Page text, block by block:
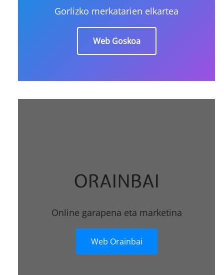
Gorlizko merkatarien elkartea
Web Goskoa
ORAINBAI
Online garapena eta marketina
Web Orainbai